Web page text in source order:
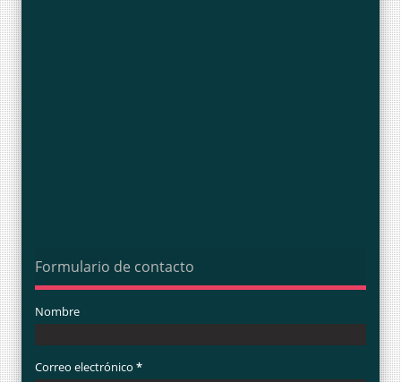
Formulario de contacto
Nombre
Correo electrónico *